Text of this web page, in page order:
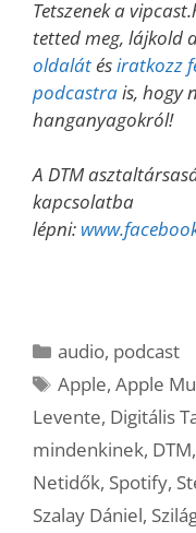
Tetszenek a
tetted meg, lájkold
oldalátésiratkozz
podcastrais, hogy
hanganyagokról!
A DTM
kapcsolatba
lépni:
Kategória
audio, podcast
Címkék
Apple,Apple
Levente, Digitális
mindenkinek, DTM,
Netidők, Spotify,
Szalay Dániel,